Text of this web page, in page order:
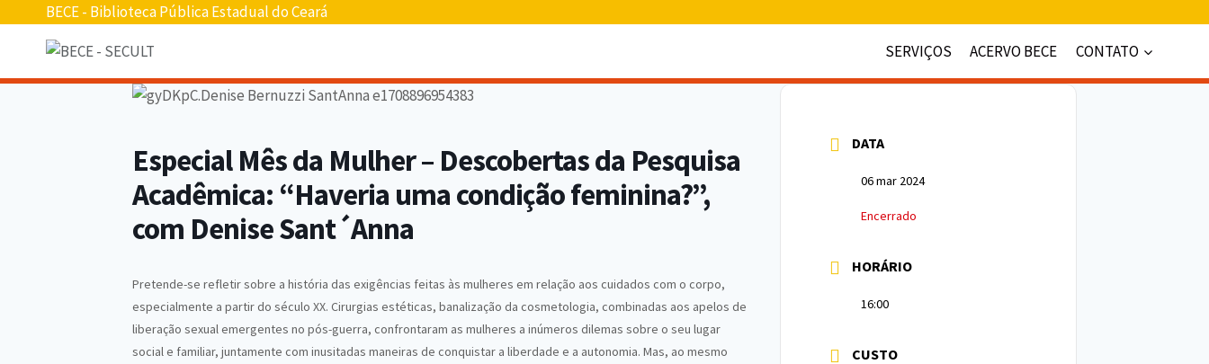
BECE - Biblioteca Pública Estadual do Ceará
SERVIÇOS
ACERVO BECE CONTATO
Especial Mês da Mulher – Descobertas da Pesquisa
Acadêmica: “Haveria uma condição feminina?”,
com Denise Sant´Anna
Pretende-se refletir sobre a história das exigências feitas às mulheres em relação aos cuidados com o corpo,
especialmente a partir do século XX. Cirurgias estéticas, banalização da cosmetologia, combinadas aos apelos de
liberação sexual emergentes no pós-guerra, confrontaram as mulheres a inúmeros dilemas sobre o seu lugar
social e familiar, juntamente com inusitadas maneiras de conquistar a liberdade e a autonomia. Mas, ao mesmo
DATA
06 mar 2024
Encerrado
HORÁRIO
16:00
CUSTO